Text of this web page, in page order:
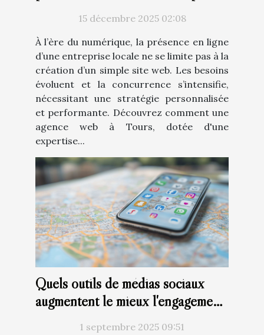
15 décembre 2025 02:08
À l’ère du numérique, la présence en ligne
d’une entreprise locale ne se limite pas à la
création d’un simple site web. Les besoins
évoluent et la concurrence s’intensifie,
nécessitant une stratégie personnalisée
et performante. Découvrez comment une
agence web à Tours, dotée d'une
expertise...
Quels outils de médias sociaux
augmentent le mieux l'engagement
1 septembre 2025 09:51